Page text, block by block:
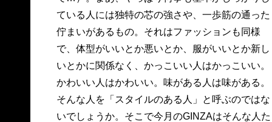
ている人には独特の芯の強さや、一歩筋の通った
佇まいがあるもの。それはファッションも同様
で、体型がいいとか悪いとか、服がいいとか新し
いとかに関係なく、かっこいい人はかっこいい。
かわいい人はかわいい。味がある人は味がある。
そんな人を「スタイルのある人」と呼ぶのではな
いでしょうか。そこで今月のGINZAはそんな人た